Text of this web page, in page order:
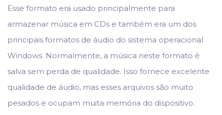
Esse formato era usado principalmente para
armazenar música em CDs e também era um dos
principais formatos de áudio do sistema operacional
Windows. Normalmente, a música neste formato é
salva sem perda de qualidade. Isso fornece excelente
qualidade de áudio, mas esses arquivos são muito
pesados e ocupam muita memória do dispositivo.